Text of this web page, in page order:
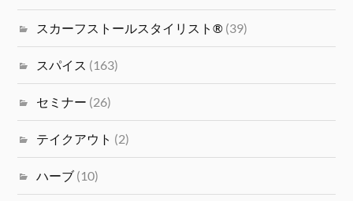
スカーフストールスタイリスト® (39)
スパイス (163)
セミナー (26)
テイクアウト (2)
ハーブ (10)